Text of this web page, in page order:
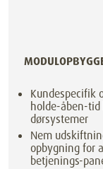
Kundespecifik
holde-åben-
dørsystemer
Nem
opbygning for
betjenings-